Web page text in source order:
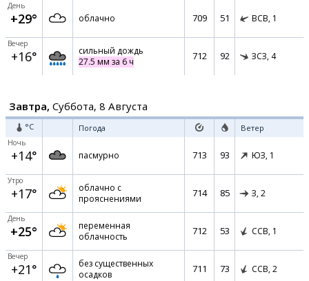
День
+29° облачно 709 51 ВСВ, 1
Вечер
+16°
сильный дождь
27.5 мм за 6 ч
712 92 ЗСЗ, 4
Завтра, Суббота, 8 Августа
°C Погода Ветер
Ночь
+14° пасмурно 713 93 ЮЗ, 1
Утро
+17°
облачно с
прояснениями
714 85 З, 2
День
+25°
переменная
облачность
712 53 ССВ, 1
Вечер
+21°
без существенных
осадков
711 73 ССВ, 2